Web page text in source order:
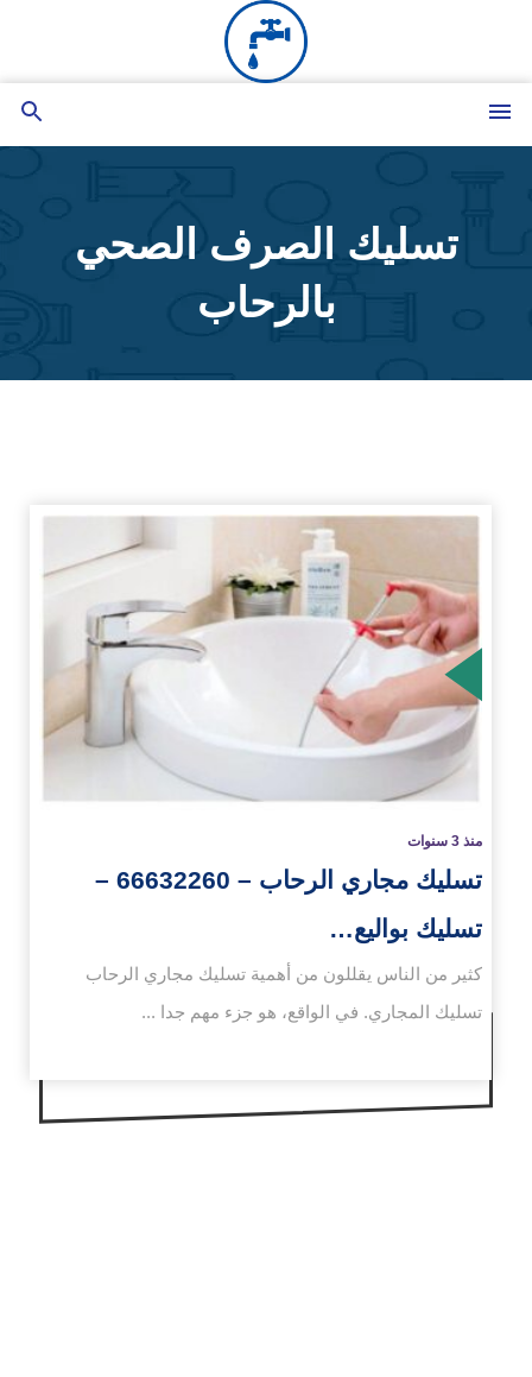
المحتوى
تسليك الصرف الصحي
بالرحاب
منذ 3 سنوات
تسليك مجاري الرحاب – 66632260 –
تسليك بواليع…
كثير من الناس يقللون من أهمية تسليك مجاري الرحاب
تسليك المجاري. في الواقع، هو جزء مهم جدا ...